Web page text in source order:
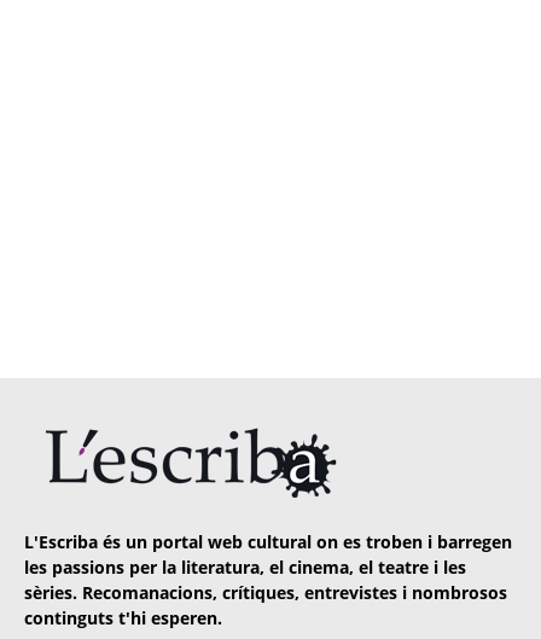
L'Escriba és un portal web cultural on es troben i barregen
les passions per la literatura, el cinema, el teatre i les
sèries. Recomanacions, crítiques, entrevistes i nombrosos
continguts t'hi esperen.